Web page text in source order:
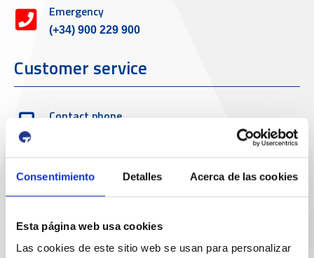
Consentimiento Detalles Acerca de las cookies
Esta página web usa cookies
Las cookies de este sitio web se usan para personalizar
Emergency
(+34) 900 229 900
Customer service
Contact phone
Contact email
SAC Information
Access to SAC (Customer Service)